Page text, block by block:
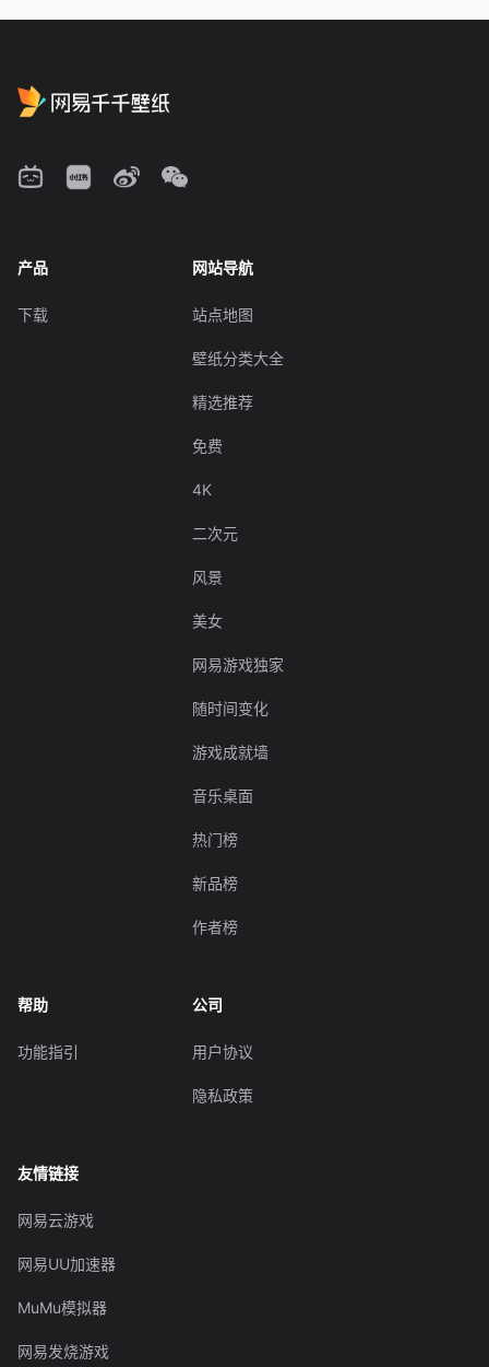
产品
下载
网站导航
站点地图
壁纸分类大全
精选推荐
免费
4K
二次元
风景
美女
网易游戏独家
随时间变化
游戏成就墙
音乐桌面
热门榜
新品榜
作者榜
帮助
功能指引
公司
用户协议
隐私政策
友情链接
网易云游戏
网易UU加速器
MuMu模拟器
网易发烧游戏